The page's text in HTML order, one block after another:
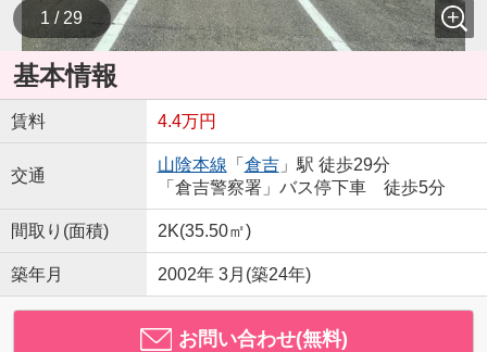
1 / 29
基本情報
賃料 4.4万円
交通
山陰本線 「 倉吉」駅 徒歩29分
「倉吉警察署」バス停下車 徒歩5分
間取り(面積) 2K(35.50㎡)
築年月 2002年 3月(築24年)
お問い合わせ(無料)